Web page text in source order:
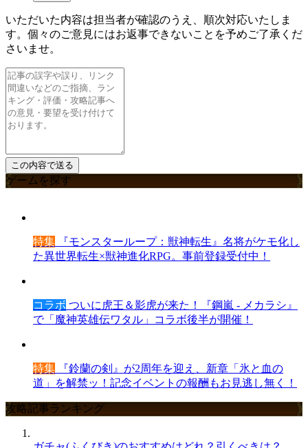
いただいた内容は担当者が確認のうえ、順次対応いたしま
す。個々のご意見にはお返事できないことを予めご了承くだ
さいませ。
ゲームを探す
特集 『モンスターループ：獣神転生』名将がケモ化し
た異世界転生×獣神進化RPG。事前登録受付中！
コラボ ついに虎王＆影虎が来た！『鋼嵐 - メカラシ』
で「魔神英雄伝ワタル」コラボ後半が開催！
特集 『鈴蘭の剣』が2周年を迎え、新章「氷と血の
道」を解禁ッ！記念イベントの報酬もお見逃し無く！
攻略記事ランキング